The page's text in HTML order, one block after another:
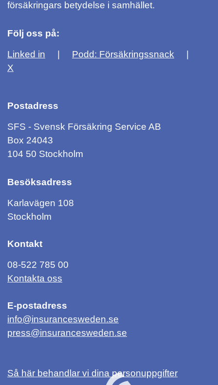
försäkringars betydelse i samhället.
Följ oss på:
Linked in
Podd: Försäkringssnack
X
Postadress
SFS - Svensk Försäkring Service AB
Box 24043
104 50 Stockholm
Besöksadress
Karlavägen 108
Stockholm
Kontakt
08-522 785 00
Kontakta oss
E-postadress
info@insurancesweden.se
press@insurancesweden.se
Så här behandlar vi dina personuppgifter